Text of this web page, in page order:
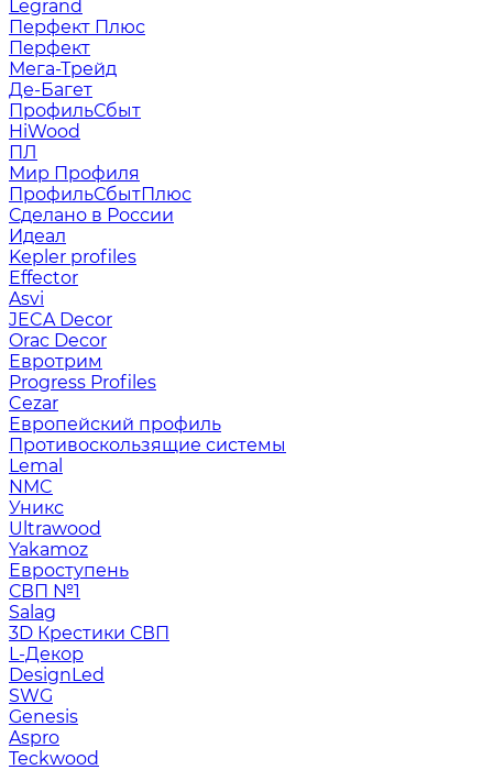
Legrand
Перфект Плюс
Перфект
Мега-Трейд
Де-Багет
ПрофильСбыт
HiWood
ПЛ
Мир Профиля
ПрофильСбытПлюс
Сделано в России
Идеал
Kepler profiles
Effector
Asvi
JECA Decor
Orac Decor
Евротрим
Progress Profiles
Cezar
Европейский профиль
Противоскользящие системы
Lemal
NMC
Уникс
Ultrawood
Yakamoz
Евроступень
СВП №1
Salag
3D Крестики СВП
L-Декор
DesignLed
SWG
Genesis
Aspro
Teckwood